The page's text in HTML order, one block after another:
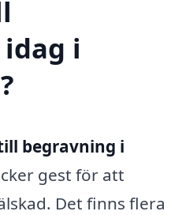
i
begravning i
gest för att
Det finns flera